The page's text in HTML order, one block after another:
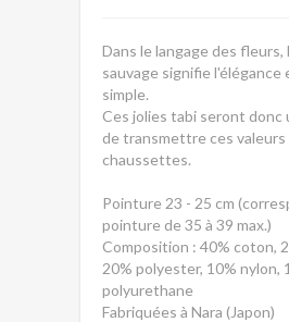
Dans le langage des fleurs,
sauvage signifie l'élégance
simple.
Ces jolies tabi seront donc
de transmettre ces valeurs
chaussettes.
Pointure 23 - 25 cm
pointure de 35 à 39 max.)
Composition : 40% coton,
20% polyester, 10% nylon,
polyurethane
Fabriquées à Nara (Japon)